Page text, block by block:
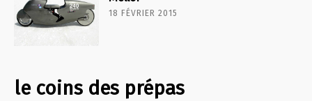
18 FÉVRIER 2015
le coins des prépas